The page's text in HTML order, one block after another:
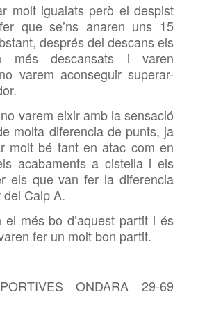
molt igualats però el despist
que se’ns anaren uns 15
després del descans els
més descansats i varen
varem aconseguir superar-
varem eixir amb la sensació
molta diferencia de punts, ja
molt bé tant en atac com en
acabaments a cistella i els
els que van fer la diferencia
Calp A.
el més bo d’aquest partit i és
fer un molt bon partit.
ONDARA 29-69